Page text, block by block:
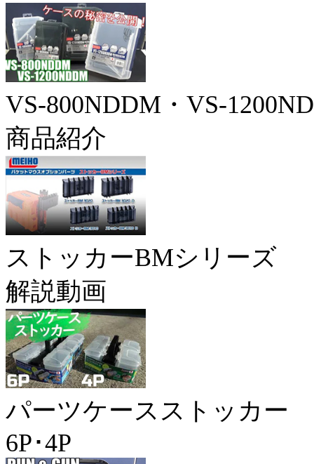
VS-800NDDM・VS-
商品紹介
ストッカーBMシリーズ
解説動画
パーツケースストッカー
6P･4P